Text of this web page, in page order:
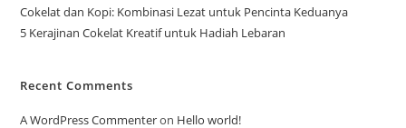
Cokelat dan Kopi: Kombinasi Lezat untuk Pencinta Keduanya
5 Kerajinan Cokelat Kreatif untuk Hadiah Lebaran
Recent Comments
A WordPress Commenteron Hello world!